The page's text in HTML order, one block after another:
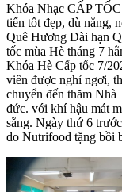
Khóa Nhạc CẤP
tiến tốt đẹp, dù nắng,
Quê Hương Dài hạn
tốc mùa Hè tháng 7
Khóa Hè Cấp tốc 7/
viên được nghỉ ngơi,
chuyển đến thăm
đức. với khí hậu mát
sắng. Ngày thứ 6
do Nutrifood tặng bồi